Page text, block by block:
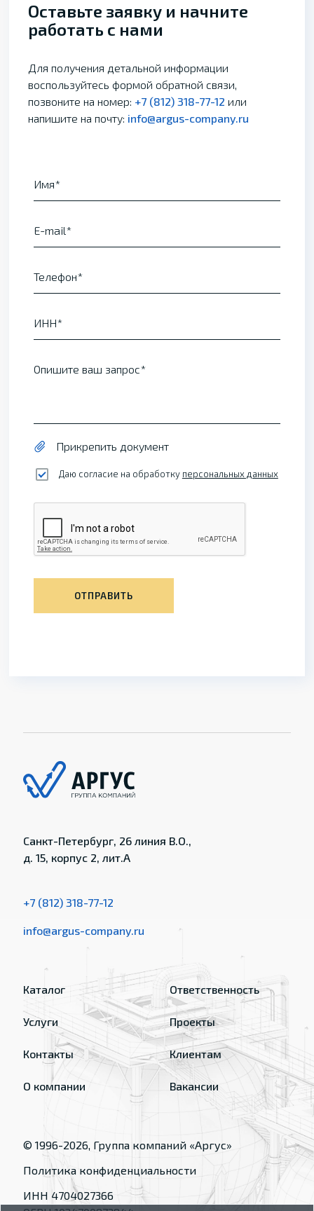
Оставьте заявку и начните
работать с нами
Для получения детальной информации
воспользуйтесь формой обратной связи,
позвоните на номер: +7 (812) 318-77-12 или
напишите на почту: info@argus-company.ru
Имя
E-mail
Телефон
ИНН
Опишите ваш запрос
Прикрепить документ
Даю согласие на обработку персональных данных
ОТПРАВИТЬ
Санкт-Петербург, 26 линия В.О.,
д. 15, корпус 2, лит.А
+7 (812) 318-77-12
info@argus-company.ru
Каталог
Услуги
Контакты
О компании
Ответственность
Проекты
Клиентам
Вакансии
© 1996-2026, Группа компаний «Аргус»
Политика конфиденциальности
ИНН 4704027366